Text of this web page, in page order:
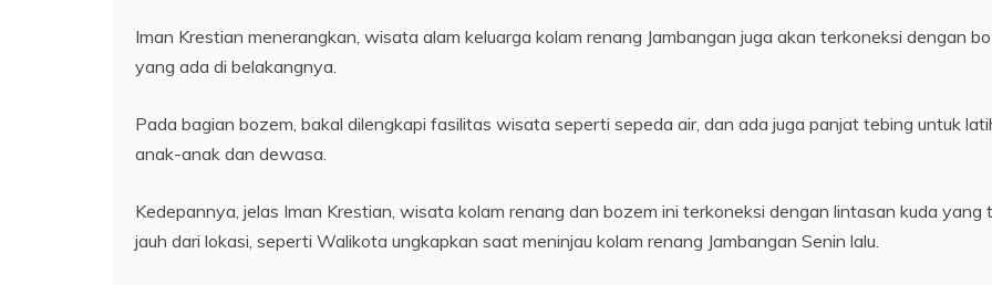
Iman Krestian menerangkan, wisata alam keluarga kolam renang Jambangan juga akan terkoneksi dengan
yang ada di belakangnya.
Pada bagian bozem, bakal dilengkapi fasilitas wisata seperti sepeda air, dan ada juga panjat tebing untuk
anak-anak dan dewasa.
Kedepannya, jelas Iman Krestian, wisata kolam renang dan bozem ini terkoneksi dengan lintasan kuda yang
jauh dari lokasi, seperti Walikota ungkapkan saat meninjau kolam renang Jambangan Senin lalu.